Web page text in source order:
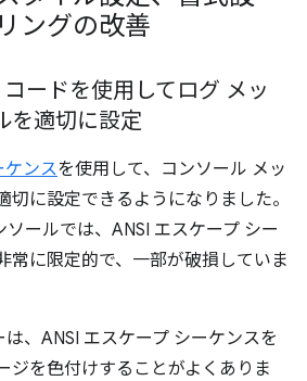
ングの改善
ードを使用してログ メッ
を適切に設定
ケンスを使用して、コンソール メッ
切に設定できるようになりました。
ールでは、ANSI エスケープ シー
常に限定的で、一部が破損していま
、ANSI エスケープ シーケンスを
ジを色付けすることがよくありま